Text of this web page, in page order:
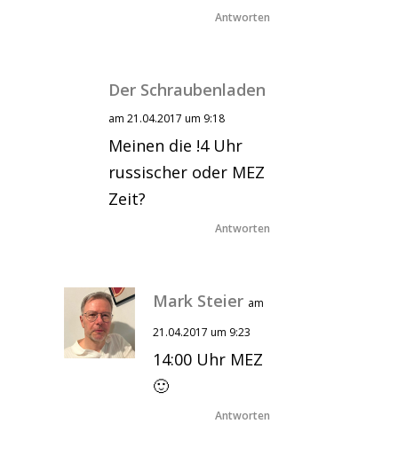
Antworten
Der Schraubenladen
am 21.04.2017 um 9:18
Meinen die !4 Uhr
russischer oder MEZ
Zeit?
Antworten
Mark Steier am
21.04.2017 um 9:23
14:00 Uhr MEZ
🙂
Antworten